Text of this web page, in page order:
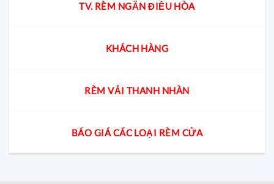
TV. RÈM NGĂN ĐIỀU HÒA
KHÁCH HÀNG
RÈM VẢI THANH NHÀN
BÁO GIÁ CÁC LOẠI RÈM CỬA